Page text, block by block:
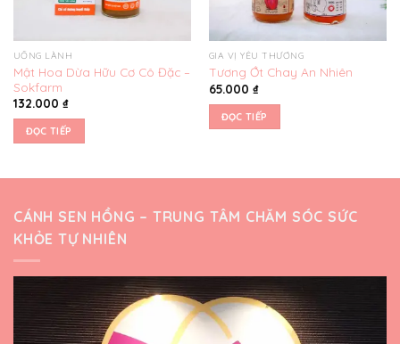
UỐNG LÀNH
Mật Hoa Dừa Hữu Cơ Cô Đặc –
Sokfarm
132.000 ₫
ĐỌC TIẾP
GIA VỊ YÊU THƯƠNG
Tương Ớt Chay An Nhiên
65.000 ₫
ĐỌC TIẾP
CÁNH SEN HỒNG – TRUNG TÂM CHĂM SÓC SỨC
KHỎE TỰ NHIÊN